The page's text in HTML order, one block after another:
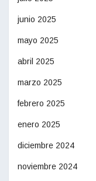
junio 2025
mayo 2025
abril 2025
marzo 2025
febrero 2025
enero 2025
diciembre 2024
noviembre 2024